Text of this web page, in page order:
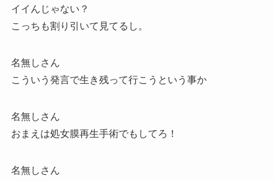
イイんじゃない？
こっちも割り引いて見てるし。
名無しさん
こういう発言で生き残って行こうという事か
名無しさん
おまえは処女膜再生手術でもしてろ！
名無しさん